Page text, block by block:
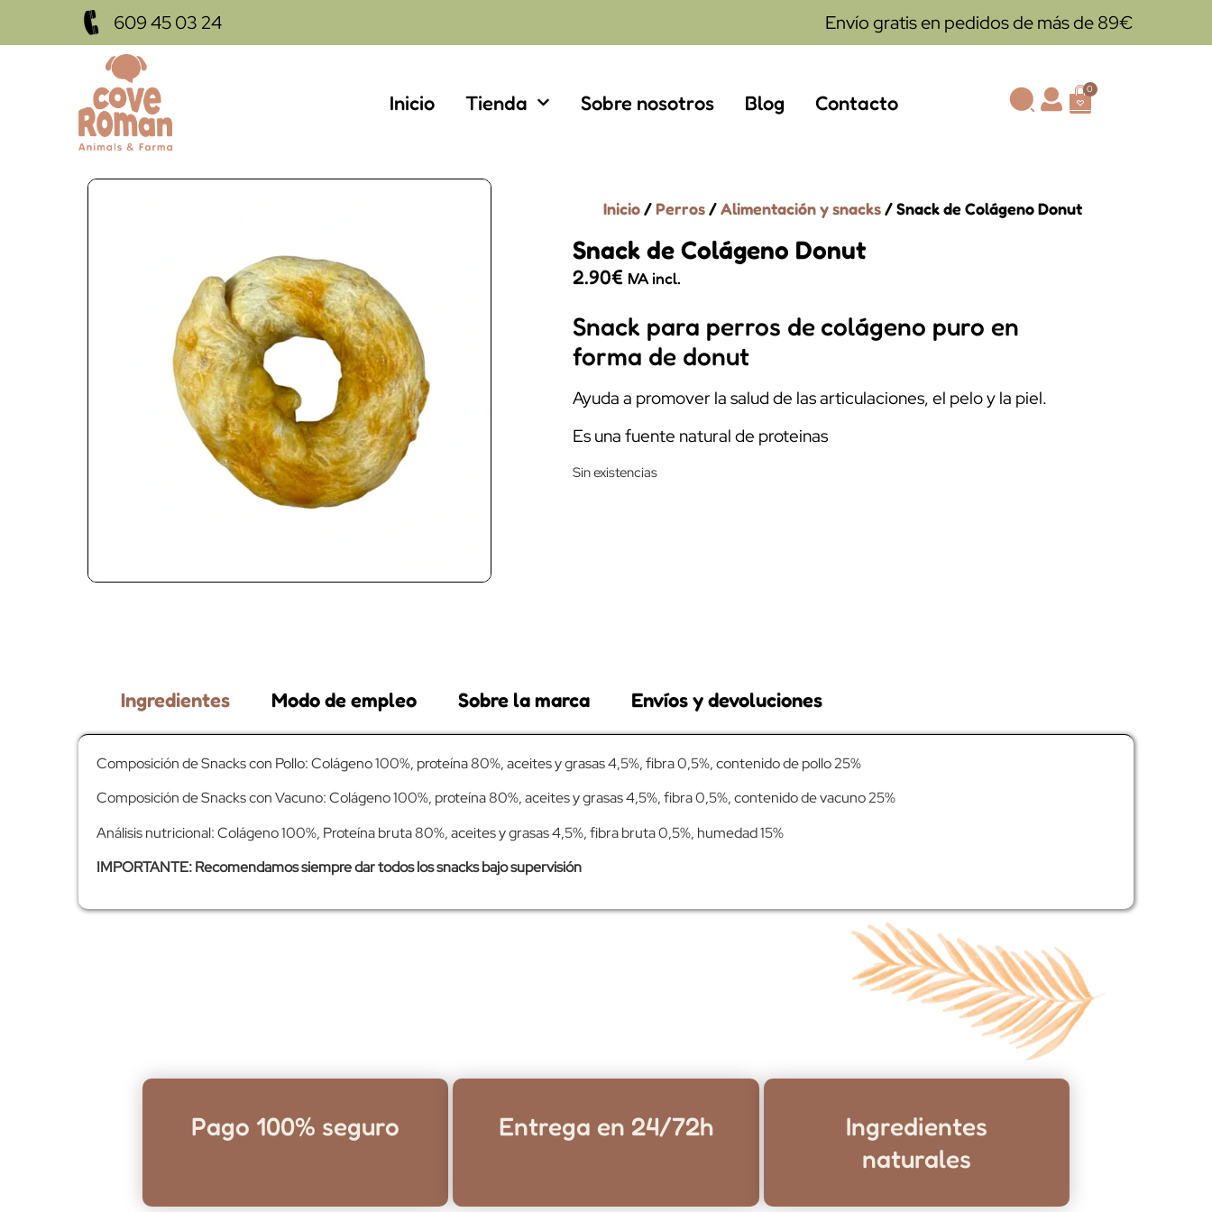
609 45 03 24 Envío gratis en pedidos de más de 89€
Inicio Tienda Sobre nosotros Blog Contacto
0
Inicio/Perros/Alimentación y snacks/ Snack de Colágeno Donut
Snack de Colágeno Donut
2.90€ IVA incl.
Snack para perros de colágeno puro en
forma de donut
Ayuda a promover la salud de las articulaciones, el pelo y la piel.
Es una fuente natural de proteinas
Sin existencias
Ingredientes Modo de empleo Sobre la marca Envíos y devoluciones
Composición de Snacks con Pollo: Colágeno 100%, proteína 80%, aceites y grasas 4,5%, fibra 0,5%, contenido de pollo 25%
Composición de Snacks con Vacuno: Colágeno 100%, proteína 80%, aceites y grasas 4,5%, fibra 0,5%, contenido de vacuno 25%
Análisis nutricional: Colágeno 100%, Proteína bruta 80%, aceites y grasas 4,5%, fibra bruta 0,5%, humedad 15%
IMPORTANTE: Recomendamos siempre dar todos los snacks bajo supervisión
Pago 100% seguro Entrega en 24/72h
Ingredientes
naturales